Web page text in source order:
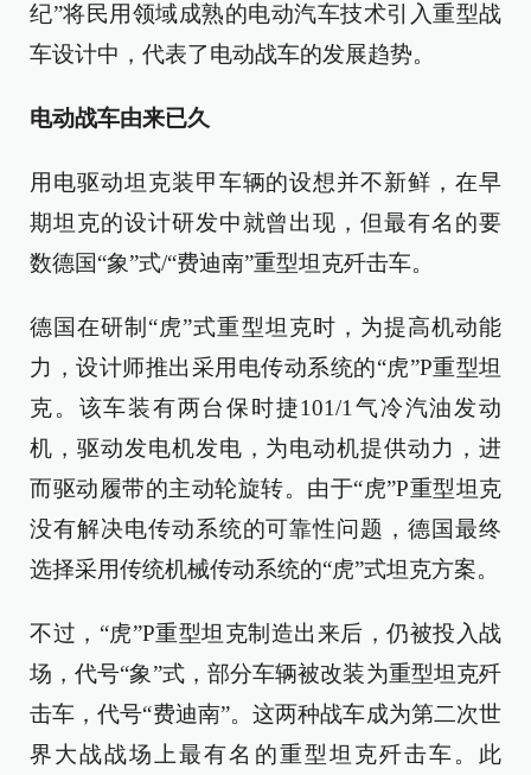
纪”将民用领域成熟的电动汽车技术引入重型战
车设计中，代表了电动战车的发展趋势。
电动战车由来已久
用电驱动坦克装甲车辆的设想并不新鲜，在早
期坦克的设计研发中就曾出现，但最有名的要
数德国“象”式/“费迪南”重型坦克歼击车。
德国在研制“虎”式重型坦克时，为提高机动能
力，设计师推出采用电传动系统的“虎”P重型坦
克。该车装有两台保时捷101/1气冷汽油发动
机，驱动发电机发电，为电动机提供动力，进
而驱动履带的主动轮旋转。由于“虎”P重型坦克
没有解决电传动系统的可靠性问题，德国最终
选择采用传统机械传动系统的“虎”式坦克方案。
不过，“虎”P重型坦克制造出来后，仍被投入战
场，代号“象”式，部分车辆被改装为重型坦克歼
击车，代号“费迪南”。这两种战车成为第二次世
界大战战场上最有名的重型坦克歼击车。此